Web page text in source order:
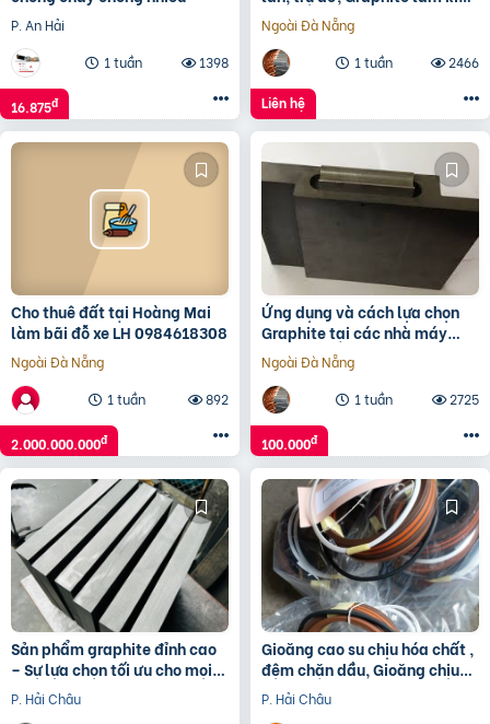
P. An Hải
1 tuần
1398
16.875đ
đầu lò, tấm lót Graphite
Ngoài Đà Nẵng
1 tuần
2466
Liên hệ
Cho thuê đất tại Hoàng Mai
làm bãi đỗ xe LH 0984618308
Ngoài Đà Nẵng
1 tuần
892
2.000.000.000đ
Ứng dụng và cách lựa chọn
Graphite tại các nhà máy
công nghiệp
Ngoài Đà Nẵng
1 tuần
2725
100.000đ
Sản phẩm graphite đỉnh cao
– Sự lựa chọn tối ưu cho mọi
ứng dụng
P. Hải Châu
Gioăng cao su chịu hóa chất ,
đệm chặn dầu, Gioăng chịu
nhiệt độ cao, Gioăng ViTon
FKM
P. Hải Châu